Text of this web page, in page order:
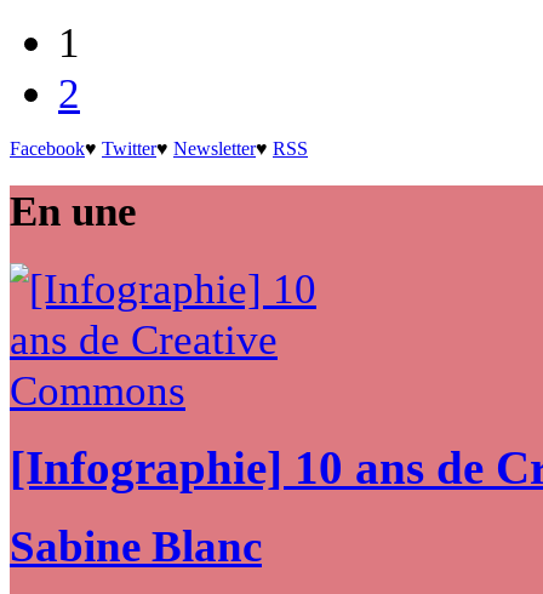
1
2
Facebook♥ Twitter♥ Newsletter♥ RSS
En une
[Infographie] 10 ans de
Sabine Blanc